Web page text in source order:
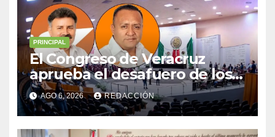
PRINCIPAL
El Congreso de Veracruz
aprueba el desafuero de los
alcaldes de Ixhuatlán del
Sureste y Úrsulo Galván para
que enfrenten a la justicia
AGO 6, 2026 REDACCIÓN